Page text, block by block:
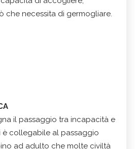
che necessita di germogliare.
il passaggio tra incapacità e
è collegabile al passaggio
ad adulto che molte civiltà